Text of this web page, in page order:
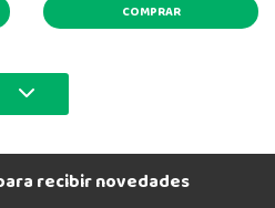
COMPRAR
recibir novedades